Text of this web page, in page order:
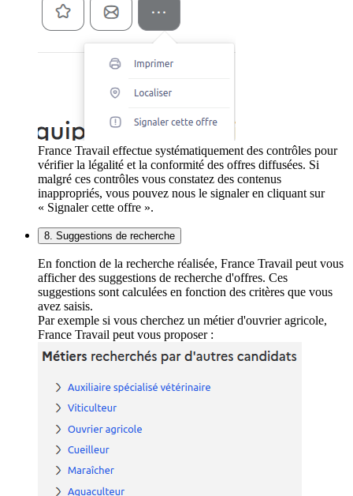
France Travail effectue systématiquement des contrôles pour
vérifier la légalité et la conformité des offres diffusées. Si
malgré ces contrôles vous constatez des contenus
inappropriés, vous pouvez nous le signaler en cliquant sur
« Signaler cette offre ».
8. Suggestions de recherche
En fonction de la recherche réalisée, France Travail peut vous
afficher des suggestions de recherche d'offres. Ces
suggestions sont calculées en fonction des critères que vous
avez saisis.
Par exemple si vous cherchez un métier d'ouvrier agricole,
France Travail peut vous proposer :